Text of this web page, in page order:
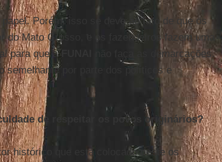
Porém, isso se deve ao fato de que os
Mato Grosso, e os fazendeiros fazem uma
para que aFUNAI
não faça as demarcações.
semelhante por parte dos políticos e
de respeitar os povos originários?
histórico que está colocado deste os